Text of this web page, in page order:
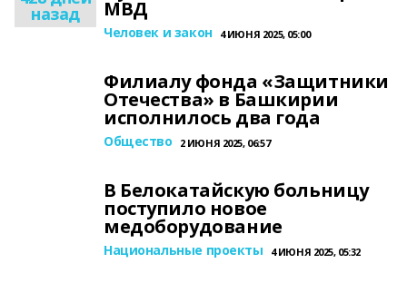
назад МВД
Человек и закон 4 ИЮНЯ 2025, 05:00
Филиалу фонда «Защитники
Отечества» в Башкирии
исполнилось два года
Общество 2 ИЮНЯ 2025, 06:57
В Белокатайскую больницу
поступило новое
медоборудование
Национальные проекты 4 ИЮНЯ 2025, 05:32